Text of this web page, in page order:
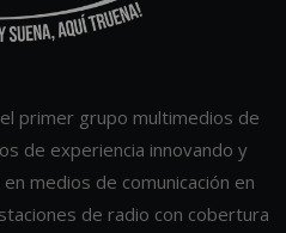
primer grupo multimedios de
de experiencia innovando y
medios de comunicación en
de radio con cobertura